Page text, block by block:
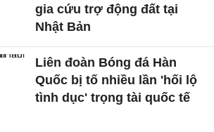
gia cứu trợ động đất tại
Nhật Bản
Liên đoàn Bóng đá Hàn
Quốc bị tố nhiều lần 'hối lộ
tình dục' trọng tài quốc tế